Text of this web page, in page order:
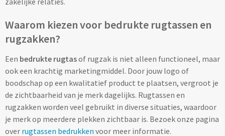
Drinkglazen & Theeglazen bedrukken
Wijn- & Champagneglazen bedrukken
Bierglazen bedrukken
Wijnkaraffen bedrukken
Vraag hiervrijblijvend je offerte + digitale visual op
Waarom kiezen voor bedrukte rugtassen en
rugzakken?
Een bedrukte rugtasof rugzak is niet alleen functioneel, maar
ook een krachtig marketingmiddel. Door jouw logo of
boodschap op een kwalitatief product te plaatsen, vergroot je
de zichtbaarheid van je merk dagelijks. Rugtassen en
rugzakken worden veel gebruikt in diverse situaties, waardoor
je merk op meerdere plekken zichtbaar is. Bezoek onze pagina
over rugtassen bedrukken voor meer informatie.